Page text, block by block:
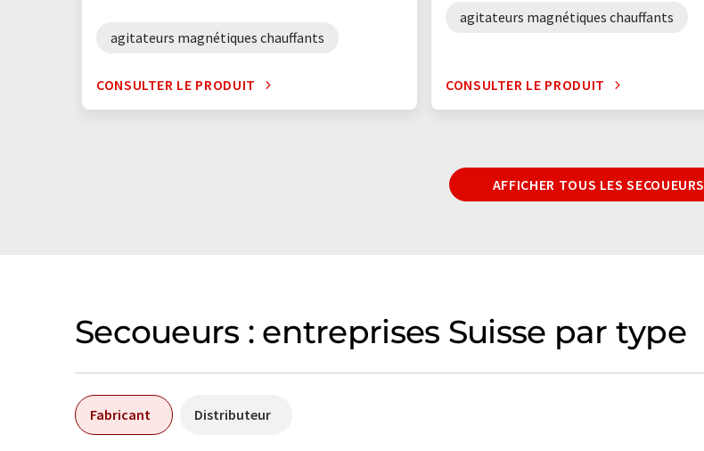
agitateurs magnétiques chauffants
CONSULTER LE PRODUIT
agitateurs magnétiques chauffants
CONSULTER LE PRODUIT
AFFICHER TOUS LES SECOUEURS
Secoueurs : entreprises Suisse par type
Fabricant Distributeur